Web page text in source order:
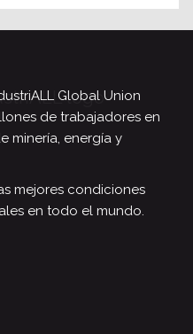
Global Union
de trabajadores en
minería, energía y
mejores condiciones
en todo el mundo.